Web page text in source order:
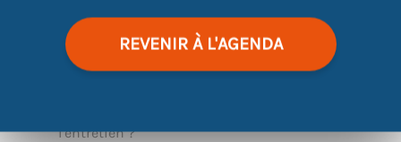
REVENIR À L'AGENDA
l’entretien ?